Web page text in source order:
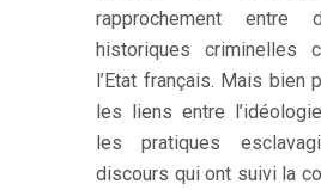
rapprochement entre
historiques criminelles
l’Etat français. Mais bien
les liens entre
les pratiques
discours qui ont suivi la